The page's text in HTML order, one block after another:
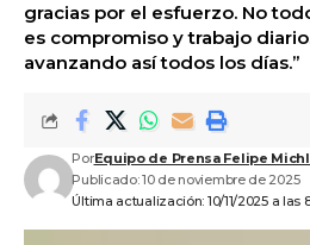
gracias por el esfuerzo. No
es compromiso y trabajo
avanzando así todos los días.”
Última actualización: 10/11/2025 a las
PorEquipo de Prensa Felipe
Publicado: 10 de noviembre de 2025